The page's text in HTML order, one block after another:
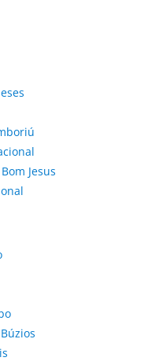
Jesus